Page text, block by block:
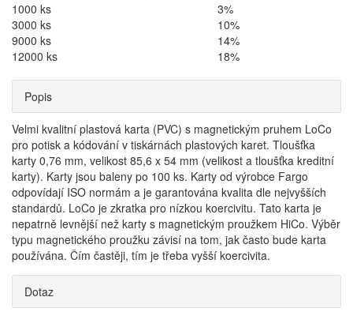
1000 ks
3%
3000 ks
10%
9000 ks
14%
12000 ks
18%
Popis
Velmi kvalitní plastová karta (PVC) s magnetickým pruhem LoCo
pro potisk a kódování v tiskárnách plastových karet. Tloušťka
karty 0,76 mm, velikost 85,6 x 54 mm (velikost a tloušťka kreditní
karty). Karty jsou baleny po 100 ks. Karty od výrobce Fargo
odpovídají ISO normám a je garantována kvalita dle nejvyšších
standardů. LoCo je zkratka pro nízkou koercivitu. Tato karta je
nepatrně levnější než karty s magnetickým proužkem HiCo. Výběr
typu magnetického proužku závisí na tom, jak často bude karta
používána. Čím častěji, tím je třeba vyšší koercivita.
Dotaz